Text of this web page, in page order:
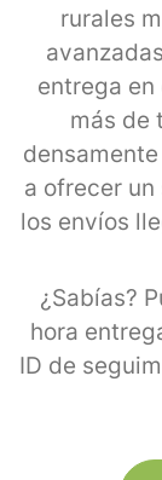
rurales
entrega
más de
a ofrecer
los envíos
¿Sabías?
hora
ID de